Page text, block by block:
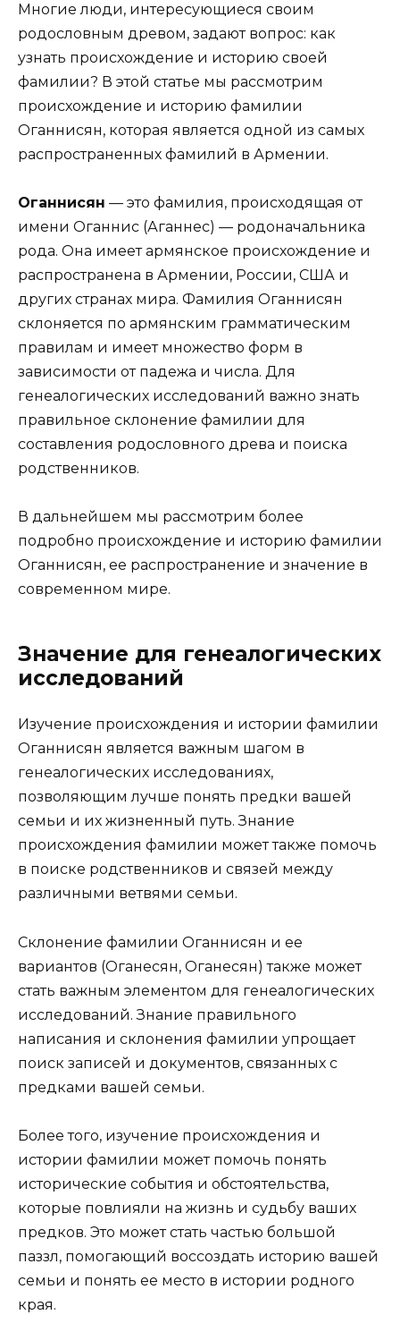
Многие люди, интересующиеся своим
родословным древом, задают вопрос: как
узнать происхождение и историю своей
фамилии? В этой статье мы рассмотрим
происхождение и историю фамилии
Оганнисян, которая является одной из самых
распространенных фамилий в Армении.
Оганнисян — это фамилия, происходящая от
имени Оганнис (Аганнес) — родоначальника
рода. Она имеет армянское происхождение и
распространена в Армении, России, США и
других странах мира. Фамилия Оганнисян
склоняется по армянским грамматическим
правилам и имеет множество форм в
зависимости от падежа и числа. Для
генеалогических исследований важно знать
правильное склонение фамилии для
составления родословного древа и поиска
родственников.
В дальнейшем мы рассмотрим более
подробно происхождение и историю фамилии
Оганнисян, ее распространение и значение в
современном мире.
Значение для генеалогических
исследований
Изучение происхождения и истории фамилии
Оганнисян является важным шагом в
генеалогических исследованиях,
позволяющим лучше понять предки вашей
семьи и их жизненный путь. Знание
происхождения фамилии может также помочь
в поиске родственников и связей между
различными ветвями семьи.
Склонение фамилии Оганнисян и ее
вариантов (Оганесян, Оганесян) также может
стать важным элементом для генеалогических
исследований. Знание правильного
написания и склонения фамилии упрощает
поиск записей и документов, связанных с
предками вашей семьи.
Более того, изучение происхождения и
истории фамилии может помочь понять
исторические события и обстоятельства,
которые повлияли на жизнь и судьбу ваших
предков. Это может стать частью большой
паззл, помогающий воссоздать историю вашей
семьи и понять ее место в истории родного
края.